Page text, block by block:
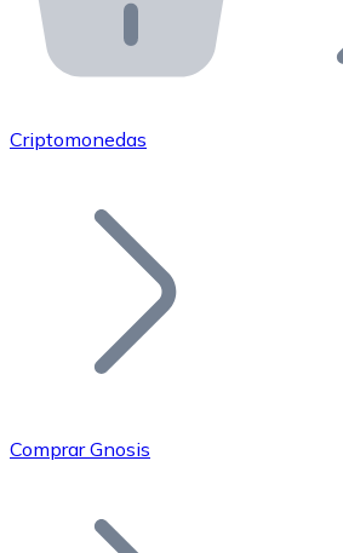
Integra nuestra API en tu
Únete a nuestra red de
Añade tu proyecto a nuestro
Bitcoin
Criptomonedas
Comprar Gnosis